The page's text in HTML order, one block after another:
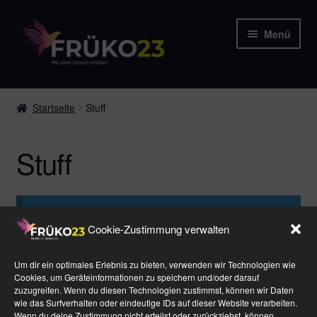
Cookie-Zustimmung verwalten
Um dir ein optimales Erlebnis zu bieten, verwenden wir Technologien wie
Cookies, um Geräteinformationen zu speichern und/oder darauf
zuzugreifen. Wenn du diesen Technologien zustimmst, können wir Daten
wie das Surfverhalten oder eindeutige IDs auf dieser Website verarbeiten.
Zur
Navigation
springen
Zum
Inhalt
springen
Menü
Startseite
Sponsoren
Programm
WJ-Wetzlar
Hotels
Stuff-Shop
Startseite Stuff
Stuff
deiner Auswahl entsprechen.
Datenschutz